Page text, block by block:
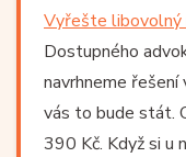
Vyřešte libovolný
Dostupného
navrhneme
vás to bude stát.
390 Kč. Když si u